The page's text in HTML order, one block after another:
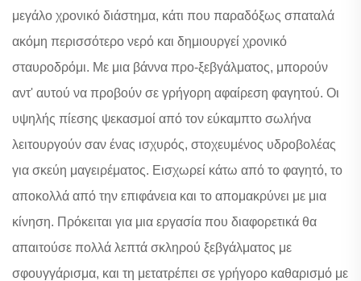
μεγάλο χρονικό διάστημα, κάτι που παραδόξως σπαταλά
ακόμη περισσότερο νερό και δημιουργεί χρονικό
σταυροδρόμι. Με μια βάννα προ-ξεβγάλματος, μπορούν
αντ' αυτού να προβούν σε γρήγορη αφαίρεση φαγητού. Οι
υψηλής πίεσης ψεκασμοί από τον εύκαμπτο σωλήνα
λειτουργούν σαν ένας ισχυρός, στοχευμένος υδροβολέας
για σκεύη μαγειρέματος. Εισχωρεί κάτω από το φαγητό, το
αποκολλά από την επιφάνεια και το απομακρύνει με μια
κίνηση. Πρόκειται για μια εργασία που διαφορετικά θα
απαιτούσε πολλά λεπτά σκληρού ξεβγάλματος με
σφουγγάρισμα, και τη μετατρέπει σε γρήγορο καθαρισμό με